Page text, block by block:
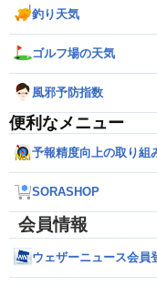
釣り天気
ゴルフ場の天気
風邪予防指数
便利なメニュー
予報精度向上の取り組
SORASHOP
会員情報
ウェザーニュース会員